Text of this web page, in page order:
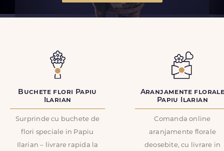
Buchete flori Papiu
Ilarian
Surprinde cu buchete de
flori speciale in Papiu
Ilarian – livrare rapida la
Aranjamente
Papiu Ilarian
Comanda online
aranjamente florale
deosebite, cu livrare in